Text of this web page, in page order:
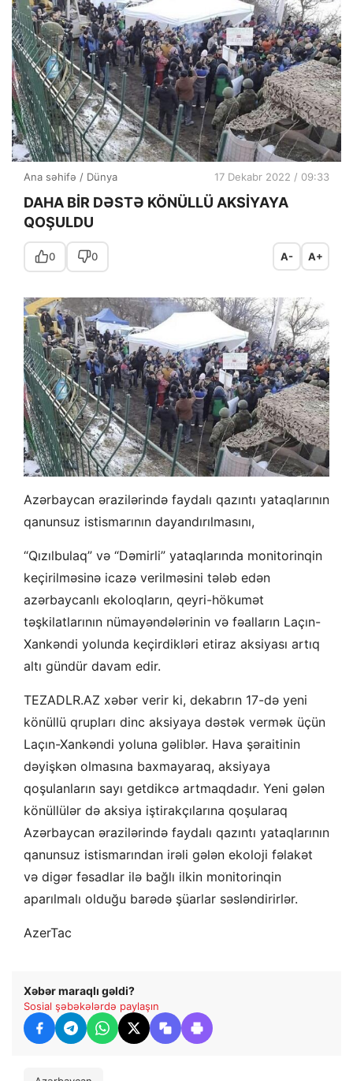
Ana səhifə / Dünya 17 Dekabr 2022 / 09:33
DAHA BİR DƏSTƏ KÖNÜLLÜ AKSİYAYA
QOŞULDU
0 0 A- A+
Azərbaycan ərazilərində faydalı qazıntı yataqlarının
qanunsuz istismarının dayandırılmasını,
“Qızılbulaq” və “Dəmirli” yataqlarında monitorinqin
keçirilməsinə icazə verilməsini tələb edən
azərbaycanlı ekoloqların, qeyri-hökumət
təşkilatlarının nümayəndələrinin və fəalların Laçın-
Xankəndi yolunda keçirdikləri etiraz aksiyası artıq
altı gündür davam edir.
TEZADLR.AZ xəbər verir ki, dekabrın 17-də yeni
könüllü qrupları dinc aksiyaya dəstək vermək üçün
Laçın-Xankəndi yoluna gəliblər. Hava şəraitinin
dəyişkən olmasına baxmayaraq, aksiyaya
qoşulanların sayı getdikcə artmaqdadır. Yeni gələn
könüllülər də aksiya iştirakçılarına qoşularaq
Azərbaycan ərazilərində faydalı qazıntı yataqlarının
qanunsuz istismarından irəli gələn ekoloji fəlakət
və digər fəsadlar ilə bağlı ilkin monitorinqin
aparılmalı olduğu barədə şüarlar səsləndirirlər.
AzerTac
Xəbər maraqlı gəldi?
Sosial şəbəkələrdə paylaşın